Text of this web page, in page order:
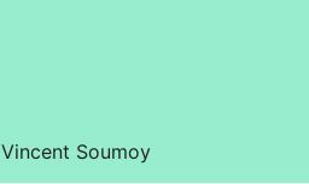
Vincent Soumoy